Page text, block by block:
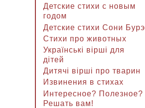
Детские стихи с новым
годом
Детские стихи Сони Бурэ
Стихи про животных
Українські вірші для
дітей
Дитячі вірші про тварин
Извинения в стихах
Интересное? Полезное?
Решать вам!